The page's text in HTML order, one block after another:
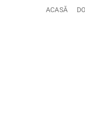
ACASĂ